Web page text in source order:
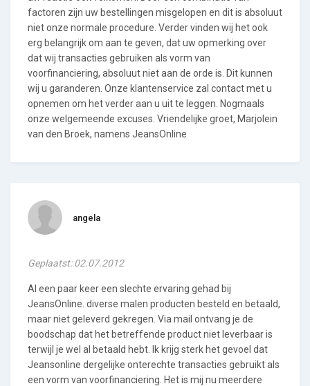
factoren zijn uw bestellingen misgelopen en dit is absoluut
niet onze normale procedure. Verder vinden wij het ook
erg belangrijk om aan te geven, dat uw opmerking over
dat wij transacties gebruiken als vorm van
voorfinanciering, absoluut niet aan de orde is. Dit kunnen
wij u garanderen. Onze klantenservice zal contact met u
opnemen om het verder aan u uit te leggen. Nogmaals
onze welgemeende excuses. Vriendelijke groet, Marjolein
van den Broek, namens JeansOnline
angela
Geplaatst: 02.07.2012
Al een paar keer een slechte ervaring gehad bij
JeansOnline. diverse malen producten besteld en betaald,
maar niet geleverd gekregen. Via mail ontvang je de
boodschap dat het betreffende product niet leverbaar is
terwijl je wel al betaald hebt. Ik krijg sterk het gevoel dat
Jeansonline dergelijke onterechte transacties gebruikt als
een vorm van voorfinanciering. Het is mij nu meerdere